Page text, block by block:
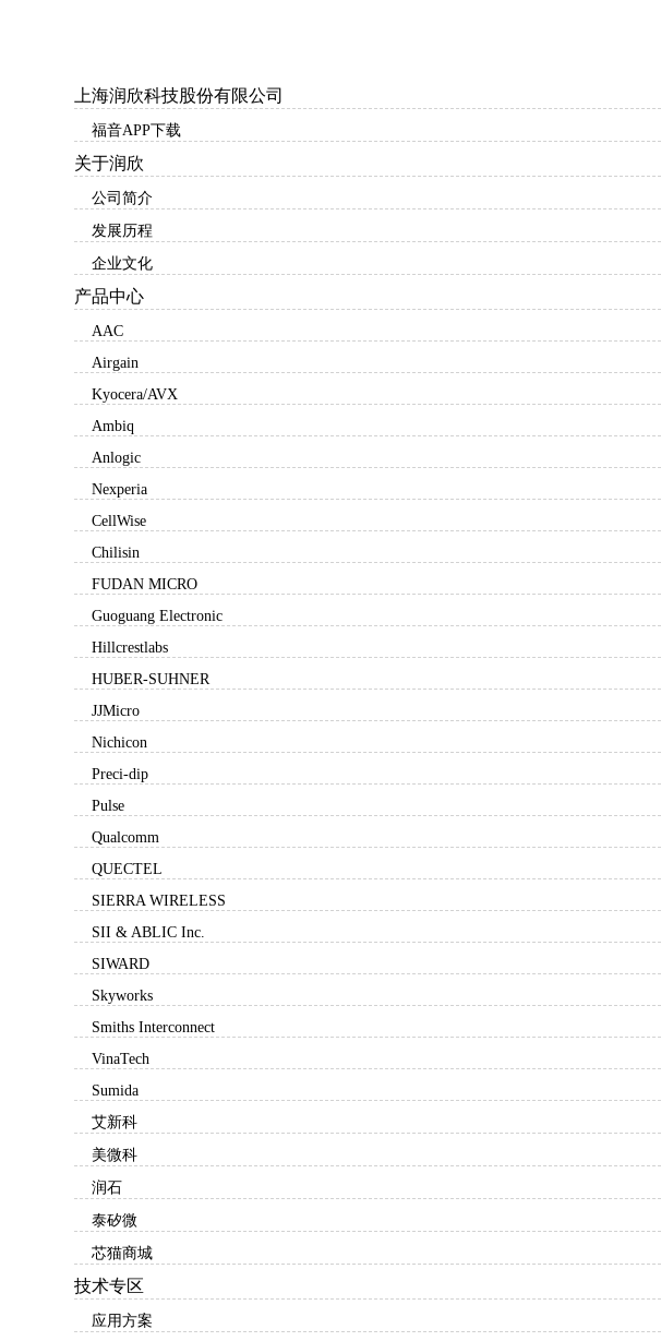
上海润欣科技股份有限公司
福音APP下载
关于润欣
公司简介
发展历程
企业文化
产品中心
AAC
Airgain
Kyocera/AVX
Ambiq
Anlogic
Nexperia
CellWise
Chilisin
FUDAN MICRO
Guoguang Electronic
Hillcrestlabs
HUBER-SUHNER
JJMicro
Nichicon
Preci-dip
Pulse
Qualcomm
QUECTEL
SIERRA WIRELESS
SII & ABLIC Inc.
SIWARD
Skyworks
Smiths Interconnect
VinaTech
Sumida
艾新科
美微科
润石
泰矽微
芯猫商城
技术专区
应用方案